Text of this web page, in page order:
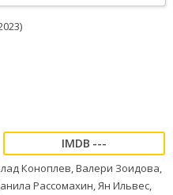
---
Коноплев, Валери Зоидова,
Рассомахин, Ян Ильвес,